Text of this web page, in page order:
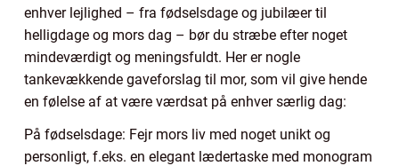
enhver lejlighed – fra fødselsdage og jubilæer til
helligdage og mors dag – bør du stræbe efter noget
mindeværdigt og meningsfuldt. Her er nogle
tankevækkende gaveforslag til mor, som vil give hende
en følelse af at være værdsat på enhver særlig dag:
På fødselsdage: Fejr mors liv med noget unikt og
personligt, f.eks. en elegant lædertaske med monogram